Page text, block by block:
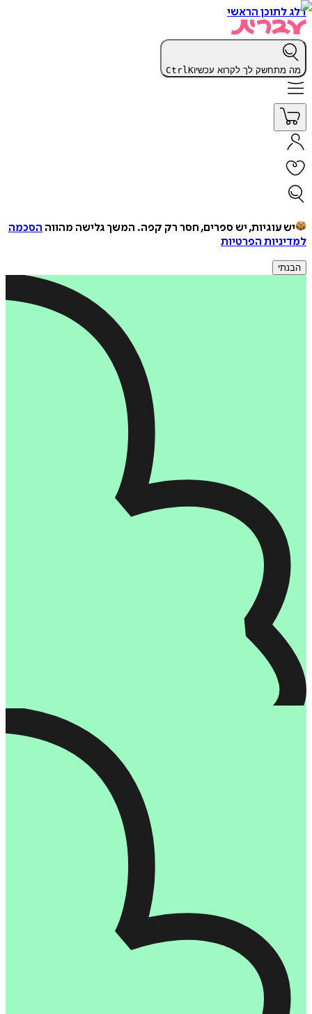
דלג לתוכן הראשי
מה מתחשק לך לקרוא עכשיו CtrlK
יש עוגיות, יש ספרים, חסר רק קפה. המשך גלישה מהווה הסכמה
למדיניות הפרטיות
הבנתי